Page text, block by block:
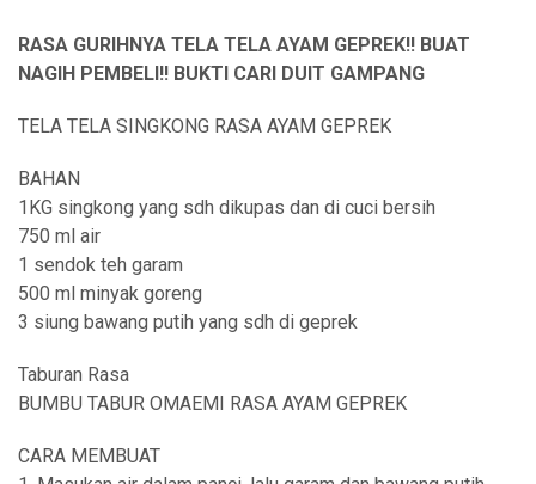
RASA GURIHNYA TELA TELA AYAM GEPREK!! BUAT
NAGIH PEMBELI!! BUKTI CARI DUIT GAMPANG
TELA TELA SINGKONG RASA AYAM GEPREK
BAHAN
1KG singkong yang sdh dikupas dan di cuci bersih
750 ml air
1 sendok teh garam
500 ml minyak goreng
3 siung bawang putih yang sdh di geprek
Taburan Rasa
BUMBU TABUR OMAEMI RASA AYAM GEPREK
CARA MEMBUAT